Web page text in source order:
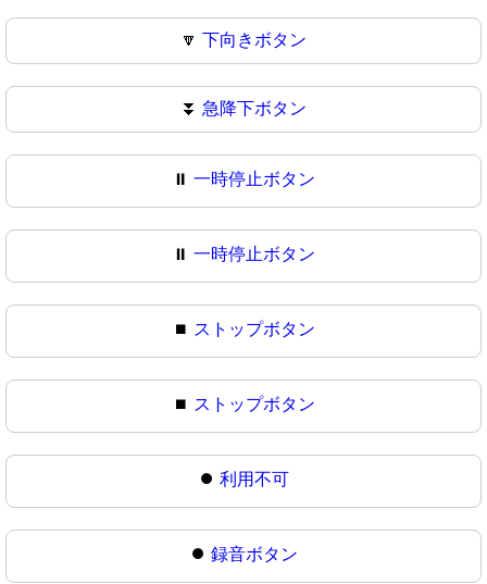
🔽 下向きボタン
⏬ 急降下ボタン
⏸️ 一時停止ボタン
⏸ 一時停止ボタン
⏹️ ストップボタン
⏹ ストップボタン
⏺️ 利用不可
⏺ 録音ボタン